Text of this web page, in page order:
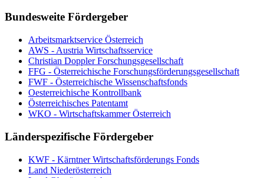
Bundesweite Fördergeber
Arbeitsmarktservice Österreich
AWS - Austria Wirtschaftsservice
Christian Doppler Forschungsgesellschaft
FFG - Österreichische Forschungs­förderungs­gesellschaft
FWF - Österreichische Wissenschaftsfonds
Oesterreichische Kontrollbank
Österreichisches Patentamt
WKO - Wirtschaftskammer Österreich
Länderspezifische Fördergeber
KWF - Kärntner Wirtschaftsförderungs Fonds
Land Niederösterreich